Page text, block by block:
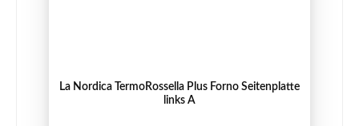
La Nordica TermoRossella Plus Forno Seitenplatte
links A